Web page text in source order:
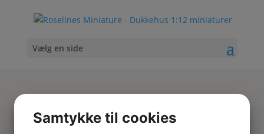
Vælg en side
cranberryglass
Samtykke til cookies